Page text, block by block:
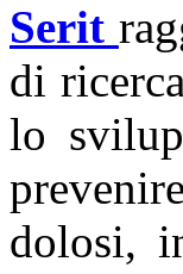
Serit
di
lo
dolosi,